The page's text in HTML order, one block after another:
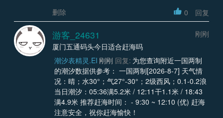
删除
0 回复
游客_24631
刚刚
厦门五通码头今日适合赶海吗
潮汐表精灵.EI 刚刚 回复: 为您查询附近一国两制
的潮汐数据供参考： 一国两制[2026-8-7] 天气情
况：晴；水30°；气27°-30°；2级西风；0.1-0.2浪
当日潮汐：05:36满5.2米 / 12:11干1.1米 / 18:43
满4.9米 推荐赶海时间： - 9:30 ~ 12:10 (优) 赶海
注意安全，祝你赶海愉快！